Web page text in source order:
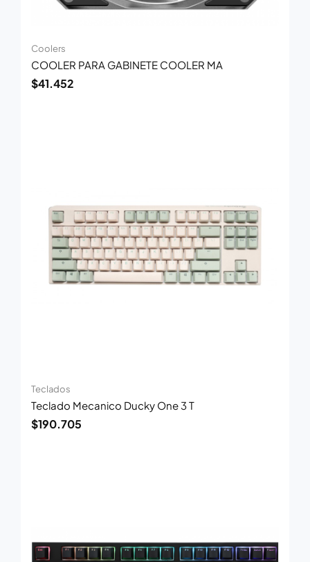
Coolers
COOLER PARA GABINETE COOLER MA
$41.452
Teclados
Teclado Mecanico Ducky One 3 T
$190.705